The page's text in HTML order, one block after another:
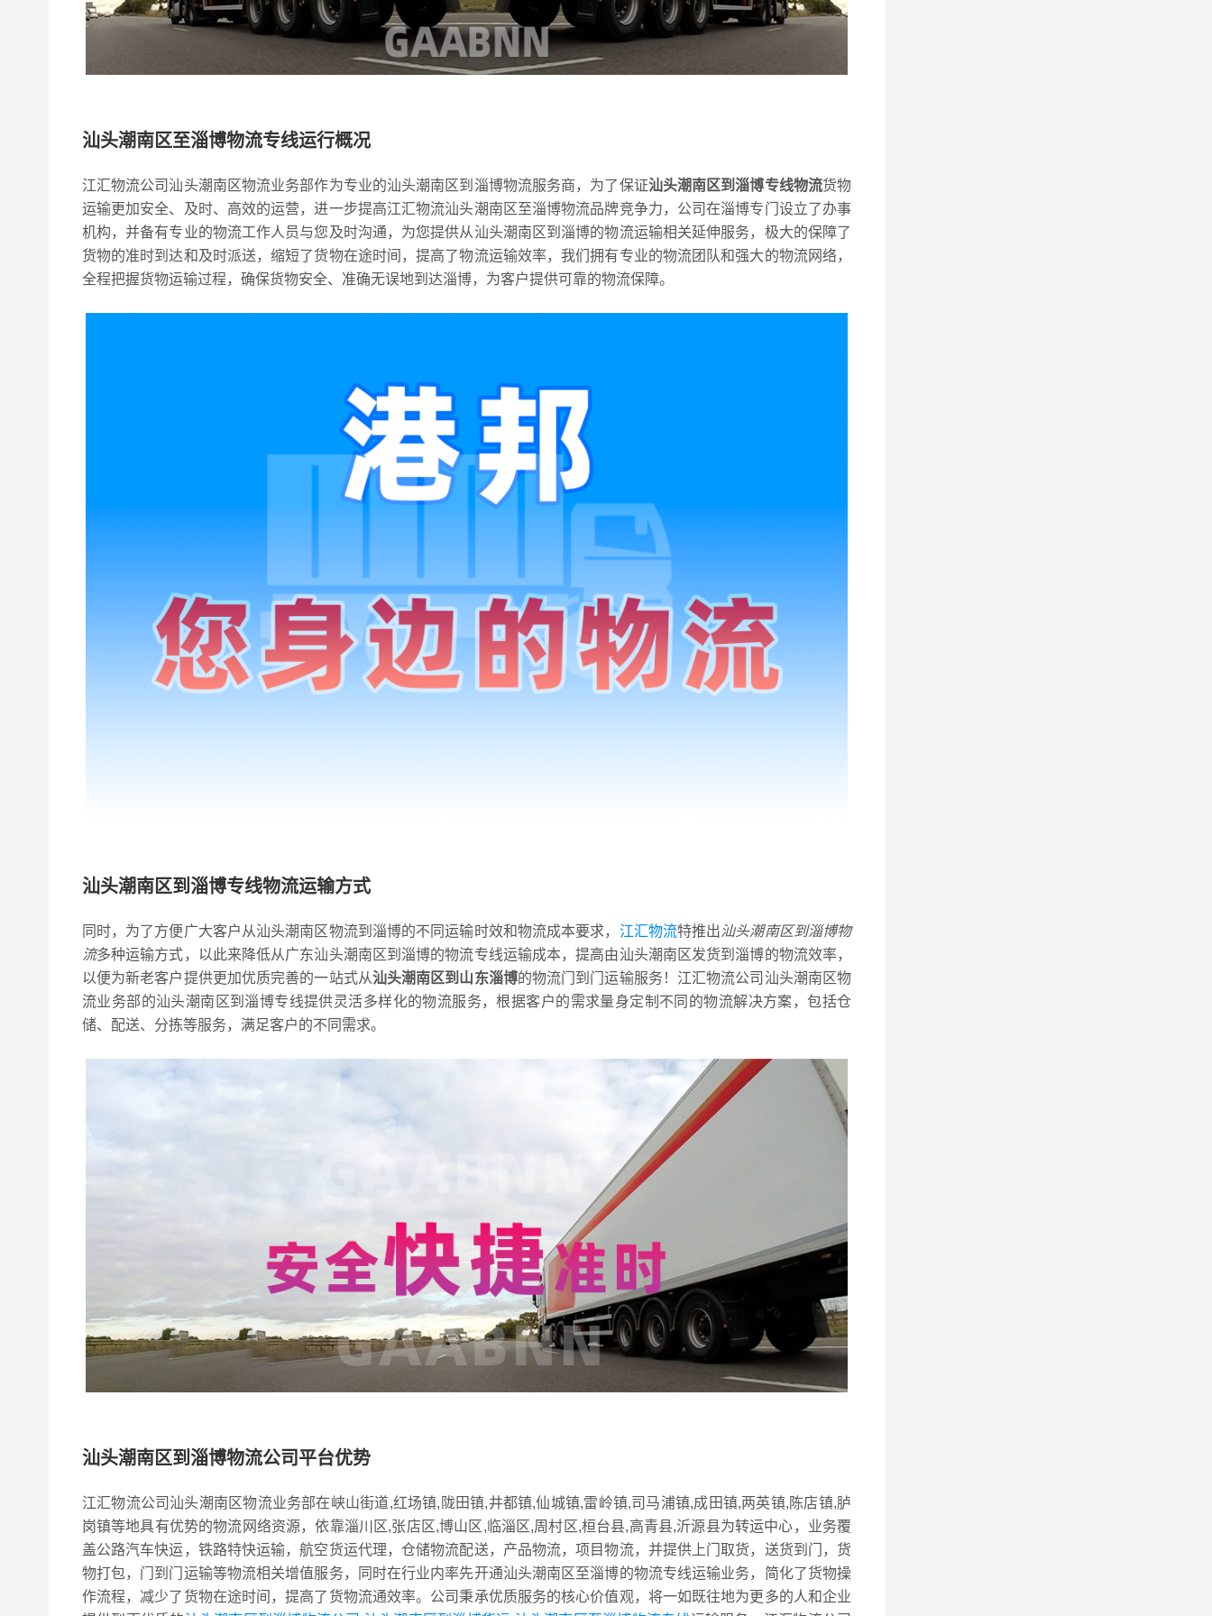
汕头潮南区至淄博物流专线运行概况
江汇物流公司汕头潮南区物流业务部作为专业的汕头潮南区到淄博物流服务商，为了保证汕头潮南区到淄博专线物流货物
运输更加安全、及时、高效的运营，进一步提高江汇物流汕头潮南区至淄博物流品牌竞争力，公司在淄博专门设立了办事
机构，并备有专业的物流工作人员与您及时沟通，为您提供从汕头潮南区到淄博的物流运输相关延伸服务，极大的保障了
货物的准时到达和及时派送，缩短了货物在途时间，提高了物流运输效率，我们拥有专业的物流团队和强大的物流网络，
全程把握货物运输过程，确保货物安全、准确无误地到达淄博，为客户提供可靠的物流保障。
汕头潮南区到淄博专线物流运输方式
同时，为了方便广大客户从汕头潮南区物流到淄博的不同运输时效和物流成本要求， 江汇物流特推出汕头潮南区到淄博物
流多种运输方式，以此来降低从广东汕头潮南区到淄博的物流专线运输成本，提高由汕头潮南区发货到淄博的物流效率，
以便为新老客户提供更加优质完善的一站式从汕头潮南区到山东淄博的物流门到门运输服务！江汇物流公司汕头潮南区物
流业务部的汕头潮南区到淄博专线提供灵活多样化的物流服务，根据客户的需求量身定制不同的物流解决方案，包括仓
储、配送、分拣等服务，满足客户的不同需求。
汕头潮南区到淄博物流公司平台优势
江汇物流公司汕头潮南区物流业务部在峡山街道,红场镇,陇田镇,井都镇,仙城镇,雷岭镇,司马浦镇,成田镇,两英镇,陈店镇,胪
岗镇等地具有优势的物流网络资源，依靠淄川区,张店区,博山区,临淄区,周村区,桓台县,高青县,沂源县为转运中心，业务覆
盖公路汽车快运，铁路特快运输，航空货运代理，仓储物流配送，产品物流，项目物流，并提供上门取货，送货到门，货
物打包，门到门运输等物流相关增值服务，同时在行业内率先开通汕头潮南区至淄博的物流专线运输业务，简化了货物操
作流程，减少了货物在途时间，提高了货物流通效率。公司秉承优质服务的核心价值观，将一如既往地为更多的人和企业